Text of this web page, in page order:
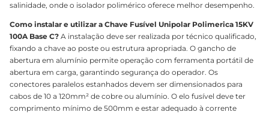
salinidade, onde o isolador polimérico oferece melhor desempenho.
Como instalar e utilizar a Chave Fusível Unipolar Polimerica 15KV
100A Base C? A instalação deve ser realizada por técnico qualificado,
fixando a chave ao poste ou estrutura apropriada. O gancho de
abertura em alumínio permite operação com ferramenta portátil de
abertura em carga, garantindo segurança do operador. Os
conectores paralelos estanhados devem ser dimensionados para
cabos de 10 a 120mm² de cobre ou alumínio. O elo fusível deve ter
comprimento mínimo de 500mm e estar adequado à corrente